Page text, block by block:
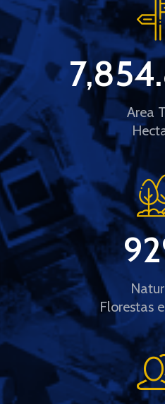
Area
Florestas
92